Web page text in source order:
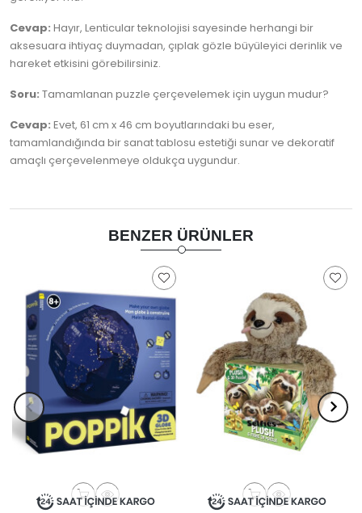
Cevap: Hayır, Lenticular teknolojisi sayesinde herhangi bir
aksesuara ihtiyaç duymadan, çıplak gözle büyüleyici derinlik ve
hareket etkisini görebilirsiniz.
Soru: Tamamlanan puzzle çerçevelemek için uygun mudur?
Cevap: Evet, 61 cm x 46 cm boyutlarındaki bu eser,
tamamlandığında bir sanat tablosu estetiği sunar ve dekoratif
amaçlı çerçevelenmeye oldukça uygundur.
BENZER ÜRÜNLER